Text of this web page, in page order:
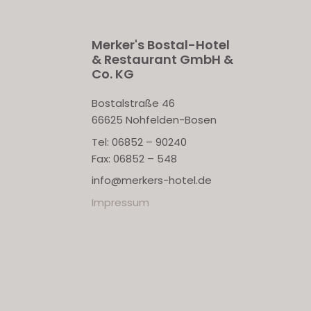
Merker's Bostal-Hotel
& Restaurant GmbH &
Co. KG
Bostalstraße 46
66625 Nohfelden-Bosen
Tel: 06852 – 90240
Fax: 06852 – 548
info@merkers-hotel.de
Impressum